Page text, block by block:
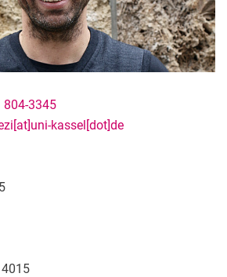
804-3345
kassel[dot]de
4015